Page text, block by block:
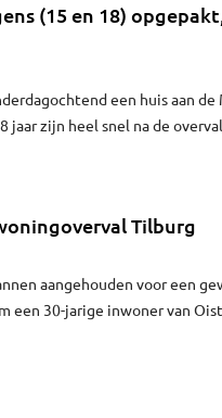
(15 en 18)
een huis aan de
zijn heel snel na de overval
Tilburg
aangehouden voor een
een 30-jarige inwoner van